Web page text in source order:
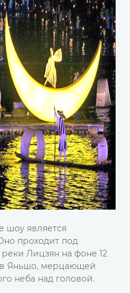
шоу является
проходит под
Лицзян на фоне 12
Яньшо, мерцающей
неба над головой.